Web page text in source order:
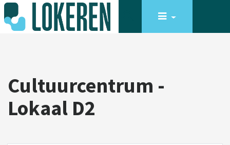
Cultuurcentrum -
Lokaal D2